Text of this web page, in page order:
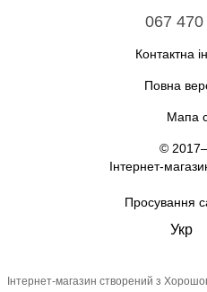
067 470
Контактна
Повна
Мапа
©
Інтернет-
Просування
Укр
Інтернет-магазин створений з